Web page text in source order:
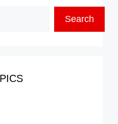
Search